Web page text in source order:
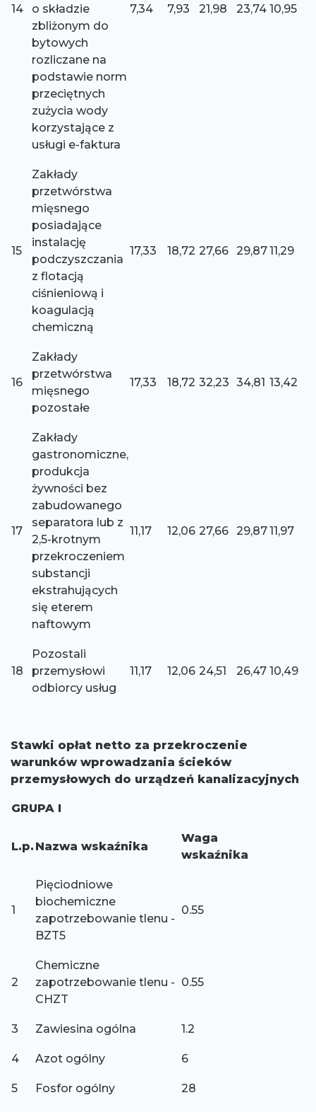
14
o składzie
zbliżonym do
bytowych
rozliczane na
podstawie norm
przeciętnych
zużycia wody
korzystające z
usługi e-faktura
7,34 7,93 21,98 23,74 10,95
15
Zakłady
przetwórstwa
mięsnego
posiadające
instalację
podczyszczania
z flotacją
ciśnieniową i
koagulacją
chemiczną
17,33 18,72 27,66 29,8711,29
16
Zakłady
przetwórstwa
mięsnego
pozostałe
17,33 18,72 32,23 34,81 13,42
17
Zakłady
gastronomiczne,
produkcja
żywności bez
zabudowanego
separatora lub z
2,5-krotnym
przekroczeniem
substancji
ekstrahujących
się eterem
naftowym
11,17 12,06 27,66 29,8711,97
18
Pozostali
przemysłowi
odbiorcy usług
11,17 12,06 24,51 26,47 10,49
Stawki opłat netto za przekroczenie
warunków wprowadzania ścieków
przemysłowych do urządzeń kanalizacyjnych
GRUPA I
L.p. Nazwa wskaźnika
Waga
wskaźnika
1
Pięciodniowe
biochemiczne
zapotrzebowanie tlenu -
BZT5
0.55
2
Chemiczne
zapotrzebowanie tlenu -
CHZT
0.55
3 Zawiesina ogólna 1.2
4 Azot ogólny 6
5 Fosfor ogólny 28